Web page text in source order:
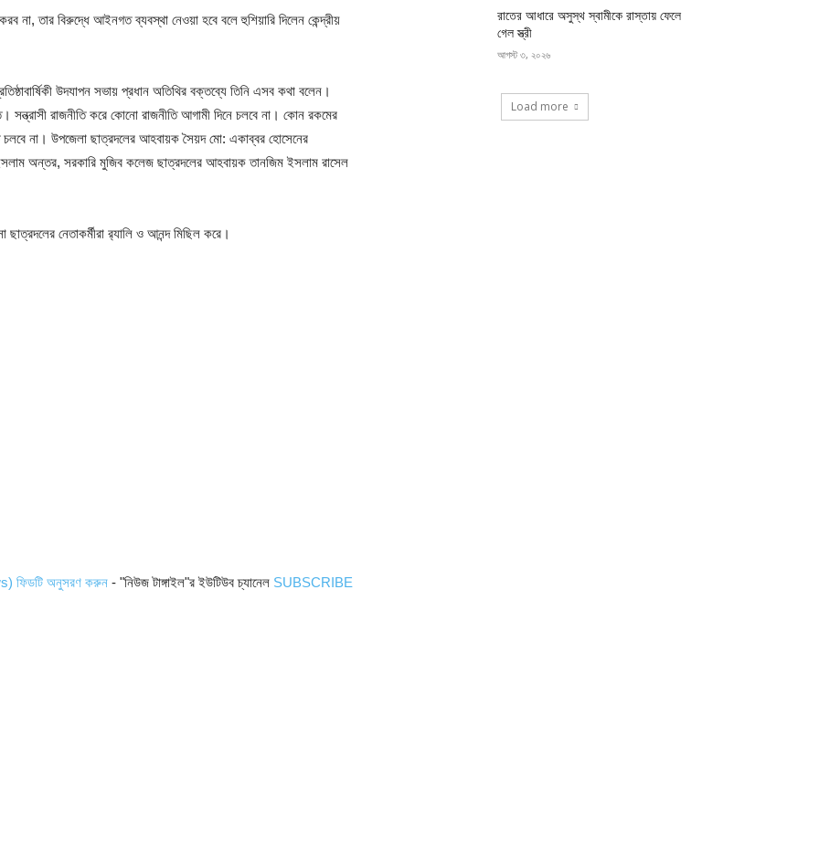
না, তার বিরুদ্ধে আইনগত ব্যবস্থা নেওয়া হবে বলে হুশিয়ারি দিলেন কেন্দ্রীয়
উদযাপন সভায় প্রধান অতিথির বক্তব্যে তিনি এসব কথা বলেন।
সন্ত্রাসী রাজনীতি করে কোনো রাজনীতি আগামী দিনে চলবে না। কোন রকমের
চলবে না। উপজেলা ছাত্রদলের আহবায়ক সৈয়দ মো: একাব্বর হোসেনের
অন্তর, সরকারি মুজিব কলেজ ছাত্রদলের আহবায়ক তানজিম ইসলাম রাসেল
নেতাকর্মীরা র‍্যালি ও আনন্দ মিছিল করে।
ফিডটি অনুসরণ করুন - "নিউজ টাঙ্গাইল"র ইউটিউব চ্যানেল SUBSCRIBE
রাতের আধারে অসুস্থ স্বামীকে রাস্তায় ফেলে
গেল স্ত্রী
আগস্ট ৩, ২০২৬
Load more